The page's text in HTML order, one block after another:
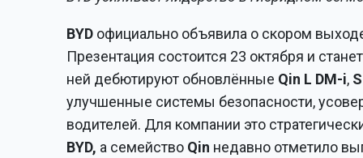
BYD официально объявила о скором
Презентация состоится 23 октября и
ней дебютируют обновлённые Qin L DM-i,
улучшенные системы безопасности,
водителей. Для компании это
BYD, а семейство Qin недавно отметило